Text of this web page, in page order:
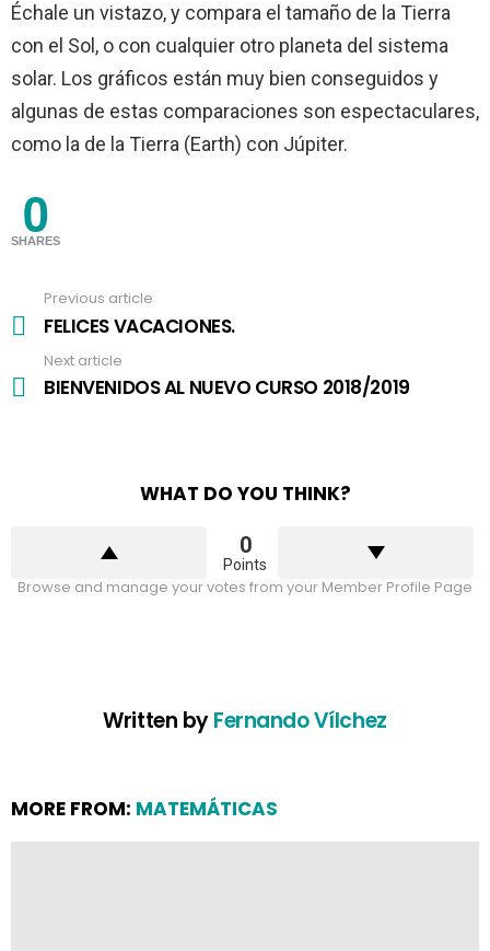
Échale un vistazo, y compara el tamaño de la Tierra
con el Sol, o con cualquier otro planeta del sistema
solar. Los gráficos están muy bien conseguidos y
algunas de estas comparaciones son espectaculares,
como la de la Tierra (Earth) con Júpiter.
0
SHARES
more
Previous article
FELICES VACACIONES.
Next article
BIENVENIDOS AL NUEVO CURSO 2018/2019
WHAT DO YOU THINK?
0
Points
Browse and manage your votes from your Member Profile Page
Written byFernando Vílchez
MORE FROM: MATEMÁTICAS